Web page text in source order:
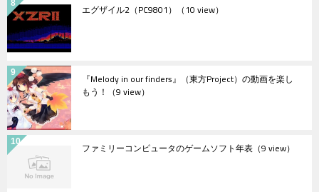
エグザイル2（PC9801） （10 view）
『Melody in our finders』（東方Project）の動画を楽し
もう！ （9 view）
ファミリーコンピュータのゲームソフト年表 （9 view）